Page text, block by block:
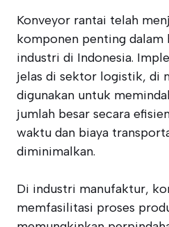
Konveyor rantai telah
komponen penting dalam
industri di Indonesia.
jelas di sektor logistik, di
digunakan untuk
jumlah besar secara
waktu dan biaya
diminimalkan.
Di industri manufaktur,
memfasilitasi proses